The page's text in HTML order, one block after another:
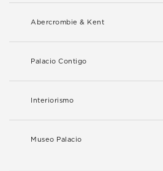
Abercrombie & Kent
Palacio Contigo
Interiorismo
Museo Palacio